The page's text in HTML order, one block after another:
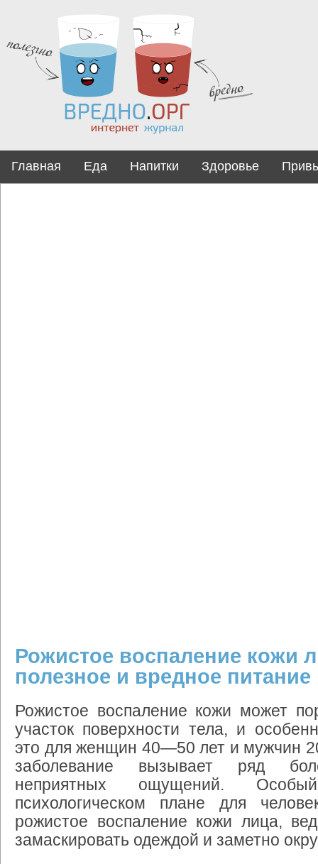
Главная Еда Напитки Здоровье
Рожистое воспаление кожи
полезное и вредное питание
Рожистое воспаление кожи может
участок поверхности тела, и
это для женщин 40—50 лет и мужчин
заболевание
вызывает ряд
неприятных
ощущений. Особый
психологическом
плане для
рожистое воспаление кожи лица,
замаскировать одеждой и заметно